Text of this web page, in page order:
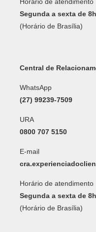
Segunda a sexta de
(Horário de Brasília)
Central de
WhatsApp
(27) 99239-7509
URA
0800 707 5150
E-mail
Horário de atendimento
Segunda a sexta de
(Horário de Brasília)